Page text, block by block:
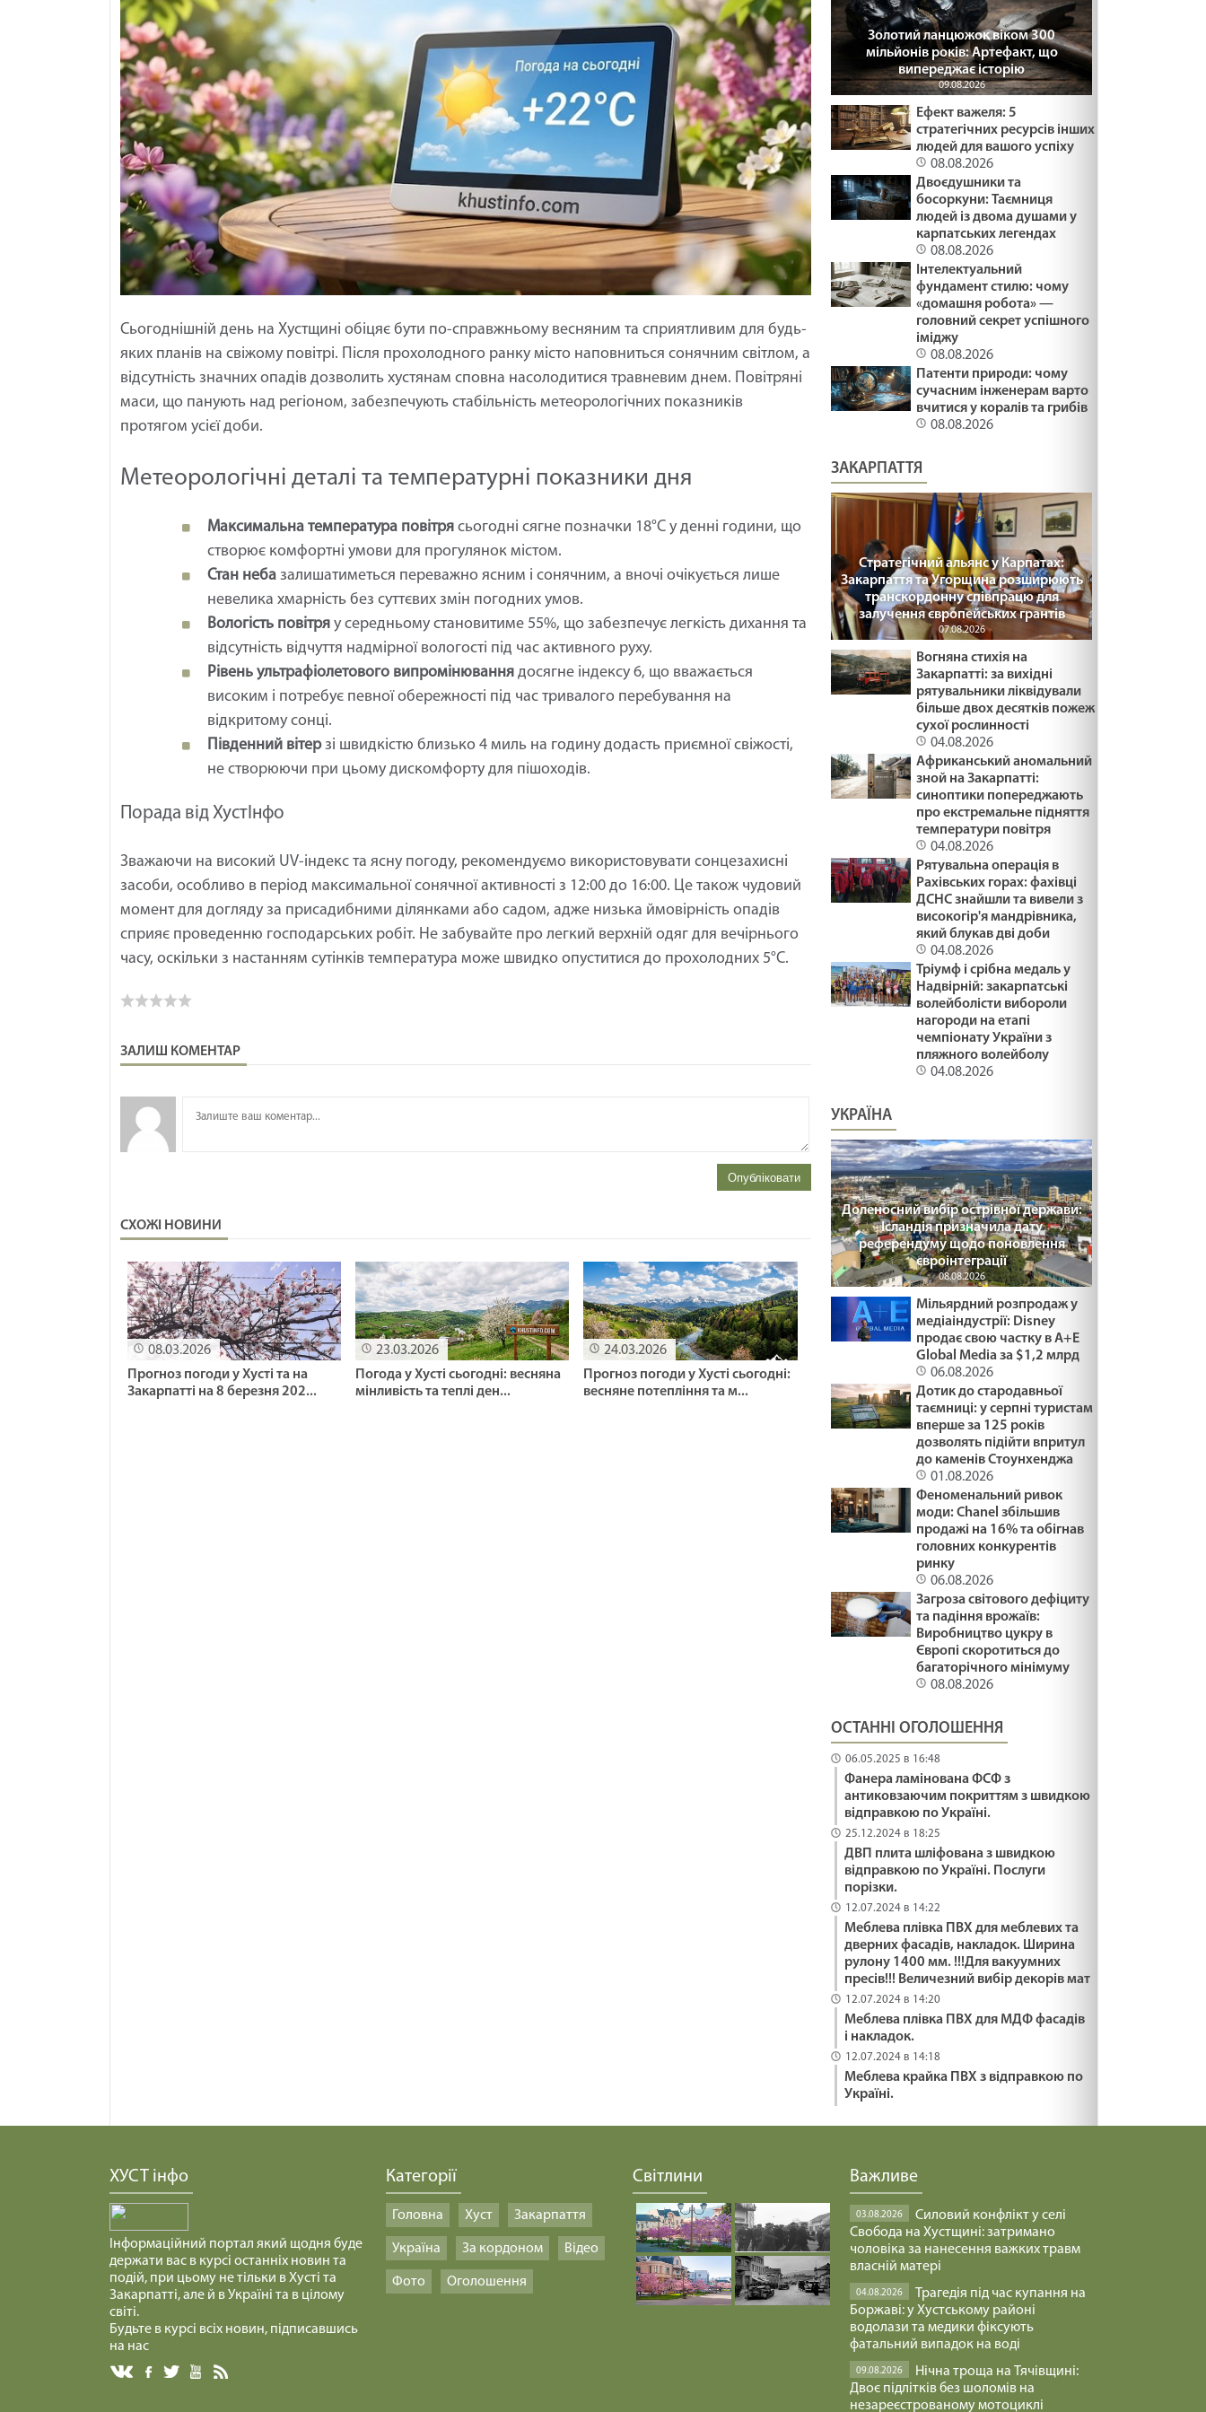
Сьогоднішній день на Хустщині обіцяє бути по-справжньому весняним та сприятливим для будь-
яких планів на свіжому повітрі. Після прохолодного ранку місто наповниться сонячним світлом, а
відсутність значних опадів дозволить хустянам сповна насолодитися травневим днем. Повітряні
маси, що панують над регіоном, забезпечують стабільність метеорологічних показників
протягом усієї доби.
Метеорологічні деталі та температурні показники дня
Максимальна температура повітря сьогодні сягне позначки 18°C у денні години, що
створює комфортні умови для прогулянок містом.
Стан неба залишатиметься переважно ясним і сонячним, а вночі очікується лише
невелика хмарність без суттєвих змін погодних умов.
Вологість повітря у середньому становитиме 55%, що забезпечує легкість дихання та
відсутність відчуття надмірної вологості під час активного руху.
Рівень ультрафіолетового випромінювання досягне індексу 6, що вважається
високим і потребує певної обережності під час тривалого перебування на
відкритому сонці.
Південний вітерзі швидкістю близько 4 миль на годину додасть приємної свіжості,
не створюючи при цьому дискомфорту для пішоходів.
Порада від ХустІнфо
Зважаючи на високий UV-індекс та ясну погоду, рекомендуємо використовувати сонцезахисні
засоби, особливо в період максимальної сонячної активності з 12:00 до 16:00. Це також чудовий
момент для догляду за присадибними ділянками або садом, адже низька ймовірність опадів
сприяє проведенню господарських робіт. Не забувайте про легкий верхній одяг для вечірнього
часу, оскільки з настанням сутінків температура може швидко опуститися до прохолодних 5°C.
ЗАЛИШ КОМЕНТАР
Опубліковати
СХОЖІ НОВИНИ
08.03.2026
Прогноз погоди у Хусті та на
Закарпатті на 8 березня 202...
23.03.2026
Погода у Хусті сьогодні: весняна
мінливість та теплі ден...
24.03.2026
Прогноз погоди у Хусті сьогодні:
весняне потепління та м...
Золотий ланцюжок віком 300
мільйонів років: Артефакт, що
випереджає історію
09.08.2026
Ефект важеля: 5
стратегічних ресурсів інших
людей для вашого успіху
08.08.2026
Двоєдушники та
босоркуни: Таємниця
людей із двома душами у
карпатських легендах
08.08.2026
Інтелектуальний
фундамент стилю: чому
«домашня робота» —
головний секрет успішного
іміджу
08.08.2026
Патенти природи: чому
сучасним інженерам варто
вчитися у коралів та грибів
08.08.2026
ЗАКАРПАТТЯ
Стратегічний альянс у Карпатах:
Закарпаття та Угорщина розширюють
транскордонну співпрацю для
залучення європейських грантів
07.08.2026
Вогняна стихія на
Закарпатті: за вихідні
рятувальники ліквідували
більше двох десятків пожеж
сухої рослинності
04.08.2026
Африканський аномальний
зной на Закарпатті:
синоптики попереджають
про екстремальне підняття
температури повітря
04.08.2026
Рятувальна операція в
Рахівських горах: фахівці
ДСНС знайшли та вивели з
високогір'я мандрівника,
який блукав дві доби
04.08.2026
Тріумф і срібна медаль у
Надвірній: закарпатські
волейболісти вибороли
нагороди на етапі
чемпіонату України з
пляжного волейболу
04.08.2026
УКРАЇНА
Доленосний вибір острівної держави:
Ісландія призначила дату
референдуму щодо поновлення
євроінтеграції
08.08.2026
Мільярдний розпродаж у
медіаіндустрії: Disney
продає свою частку в A+E
Global Media за $1,2 млрд
06.08.2026
Дотик до стародавньої
таємниці: у серпні туристам
вперше за 125 років
дозволять підійти впритул
до каменів Стоунхенджа
01.08.2026
Феноменальний ривок
моди: Chanel збільшив
продажі на 16% та обігнав
головних конкурентів
ринку
06.08.2026
Загроза світового дефіциту
та падіння врожаїв:
Виробництво цукру в
Європі скоротиться до
багаторічного мінімуму
08.08.2026
ОСТАННІ ОГОЛОШЕННЯ
06.05.2025 в 16:48
Фанера ламінована ФСФ з
антиковзаючим покриттям з швидкою
відправкою по Україні.
25.12.2024 в 18:25
ДВП плита шліфована з швидкою
відправкою по Україні. Послуги
порізки.
12.07.2024 в 14:22
Меблева плівка ПВХ для меблевих та
дверних фасадів, накладок. Ширина
рулону 1400 мм. !!!Для вакуумних
пресів!!! Величезний вибір декорів мат
12.07.2024 в 14:20
Меблева плівка ПВХ для МДФ фасадів
і накладок.
12.07.2024 в 14:18
Меблева крайка ПВХ з відправкою по
Україні.
ХУСТ інфо
Інформаційний портал який щодня буде
держати вас в курсі останніх новин та
подій, при цьому не тільки в Хусті та
Закарпатті, але й в Україні та в цілому
світі.
Будьте в курсі всіх новин, підписавшись
на нас
Категорії
Головна Хуст Закарпаття
Україна За кордоном Відео
Фото Оголошення
Світлини Важливе
03.08.2026
Силовий конфлікт у селі
Свобода на Хустщині: затримано
чоловіка за нанесення важких травм
власній матері
04.08.2026
Трагедія під час купання на
Боржаві: у Хустському районі
водолази та медики фіксують
фатальний випадок на воді
09.08.2026
Нічна троща на Тячівщині:
Двоє підлітків без шоломів на
незареєстрованому мотоциклі